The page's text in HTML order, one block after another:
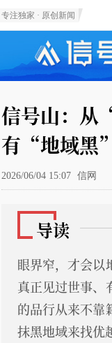
专注独家 · 原创新闻
信号山：从
有“地域黑
2026/06/04 15:07 信网
导读
眼界窄，才会以
真正见过世事、
的品行从来不靠
抹黑地域来找优